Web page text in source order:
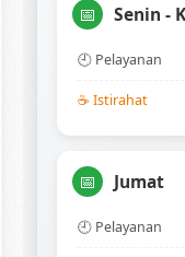
📅 Senin -
🕘 Pelayanan
☕ Istirahat
📅 Jumat
🕘 Pelayanan